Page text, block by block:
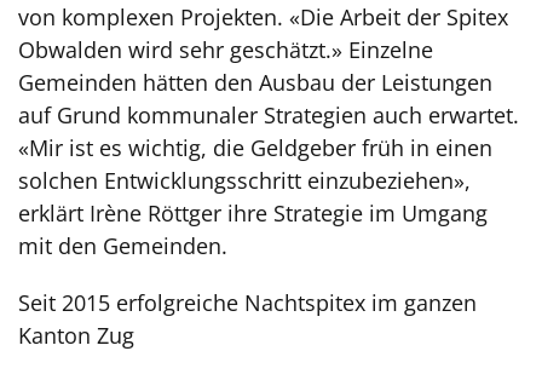
von komplexen Projekten. «Die Arbeit der Spitex
Obwalden wird sehr geschätzt.» Einzelne
Gemeinden hätten den Ausbau der Leistungen
auf Grund kommunaler Strategien auch erwartet.
«Mir ist es wichtig, die Geldgeber früh in einen
solchen Entwicklungsschritt einzubeziehen»,
erklärt Irène Röttger ihre Strategie im Umgang
mit den Gemeinden.
Seit 2015 erfolgreiche Nachtspitex im ganzen
Kanton Zug